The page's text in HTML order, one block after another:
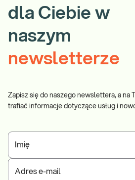
dla Ciebie w
naszym
newsletterze
Zapisz się do naszego newslettera, a na
trafiać informacje dotyczące usług i
Imię
Adres e-mail